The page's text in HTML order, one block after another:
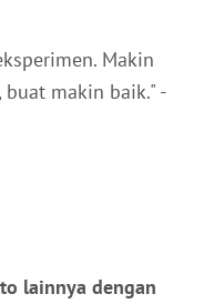
Makin
buat makin baik." -
lainnya dengan